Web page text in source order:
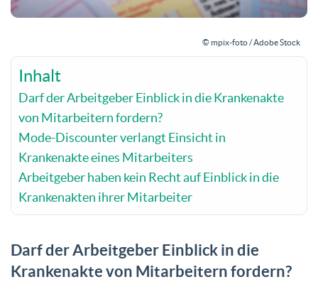
© mpix-foto / Adobe Stock
Inhalt
Darf der Arbeitgeber Einblick in die Krankenakte
von Mitarbeitern fordern?
Mode-Discounter verlangt Einsicht in
Krankenakte eines Mitarbeiters
Arbeitgeber haben kein Recht auf Einblick in die
Krankenakten ihrer Mitarbeiter
Darf der Arbeitgeber Einblick in die
Krankenakte von Mitarbeitern fordern?